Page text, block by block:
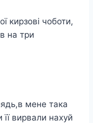
кирзові чоботи,
на три
мене така
вирвали нахуй